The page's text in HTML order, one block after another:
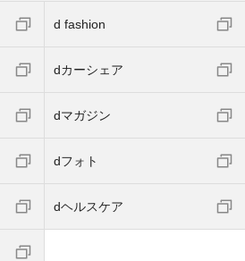
d fashion
dカーシェア
dマガジン
dフォト
dヘルスケア